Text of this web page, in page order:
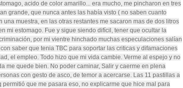
acido de color amarillo... era mucho, me pincharon en tres
grande, que nunca antes las había visto ( no saben cuanto
muestra, en las otras restantes me sacaron mas de dos litros
mi estomago. Fue y sigue siendo difícil, tener que ocultar la
por mi vientre hinchado muchas especulaciones salían
saber que tenia TBC para soportar las criticas y difamaciones
el empleo. Todo hizo que mi vida cambie. Verme al espejo y no
me quede bien. No poder caminar, Salir y caerme en plena
con gesto de asco, de temor a acercarse. Las 11 pastillas a
que me pasara eso, no explicarme que hice mal para